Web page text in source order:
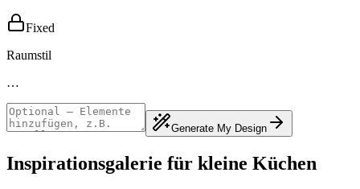
Fixed
Raumstil
…
Generate My Design
Inspirationsgalerie für kleine Küchen